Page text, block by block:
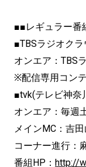
■■レギュラー番
■TBSラジオク
オンエア：TBS
※配信専用コン
■tvk(テレビ神奈
オンエア：毎週
メインMC：吉
コーナー進行：
番組HP： http://